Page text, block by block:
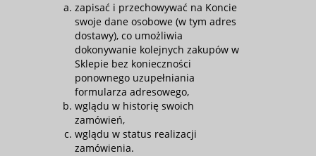
zapisać i przechowywać na Koncie
swoje dane osobowe (w tym adres
dostawy), co umożliwia
dokonywanie kolejnych zakupów w
Sklepie bez konieczności
ponownego uzupełniania
formularza adresowego,
wglądu w historię swoich
zamówień,
wglądu w status realizacji
zamówienia.